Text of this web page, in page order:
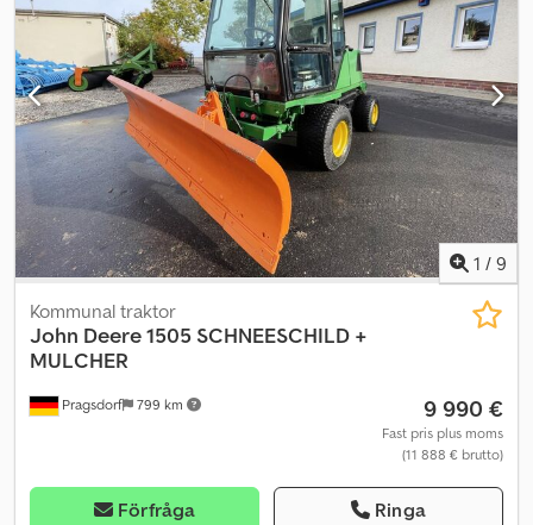
1 / 9
Pragsdorf 799 km
Kommunal traktor
John Deere1505 SCHNEESCHILD +
MULCHER
9 990 €
Fast pris plus moms
(11 888 € brutto)
Förfråga Ringa